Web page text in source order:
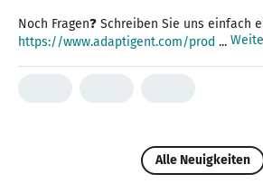
https://www.adaptigent.com/prod ...
Alle Neuigkeiten